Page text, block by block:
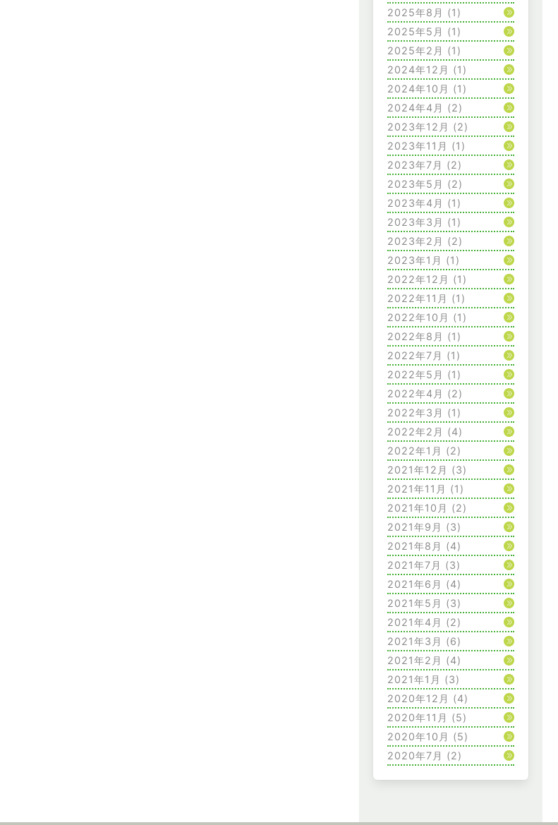
2025年8月 (1)
2025年5月 (1)
2025年2月 (1)
2024年12月 (1)
2024年10月 (1)
2024年4月 (2)
2023年12月 (2)
2023年11月 (1)
2023年7月 (2)
2023年5月 (2)
2023年4月 (1)
2023年3月 (1)
2023年2月 (2)
2023年1月 (1)
2022年12月 (1)
2022年11月 (1)
2022年10月 (1)
2022年8月 (1)
2022年7月 (1)
2022年5月 (1)
2022年4月 (2)
2022年3月 (1)
2022年2月 (4)
2022年1月 (2)
2021年12月 (3)
2021年11月 (1)
2021年10月 (2)
2021年9月 (3)
2021年8月 (4)
2021年7月 (3)
2021年6月 (4)
2021年5月 (3)
2021年4月 (2)
2021年3月 (6)
2021年2月 (4)
2021年1月 (3)
2020年12月 (4)
2020年11月 (5)
2020年10月 (5)
2020年7月 (2)